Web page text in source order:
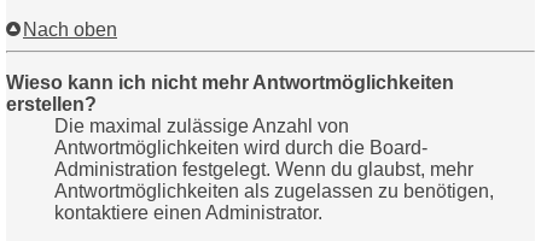
Nach oben
Wieso kann ich nicht mehr Antwortmöglichkeiten
erstellen?
Die maximal zulässige Anzahl von
Antwortmöglichkeiten wird durch die Board-
Administration festgelegt. Wenn du glaubst, mehr
Antwortmöglichkeiten als zugelassen zu benötigen,
kontaktiere einen Administrator.